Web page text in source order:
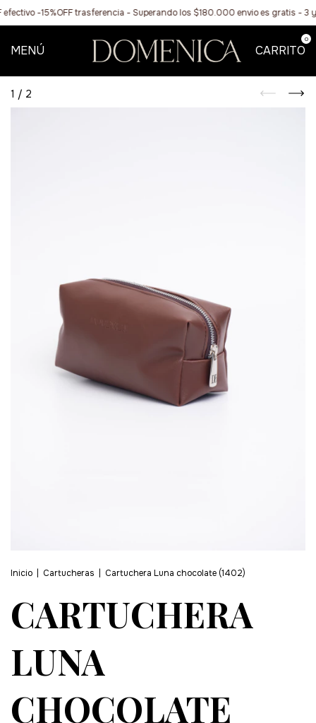
efectivo -15%OFF trasferencia - Superando los $180.000 envio es gratis - 3
MENÚ CARRITO
0
1 / 2
Inicio Cartucheras Cartuchera Luna chocolate (1402)
CARTUCHERA
LUNA
CHOCOLATE